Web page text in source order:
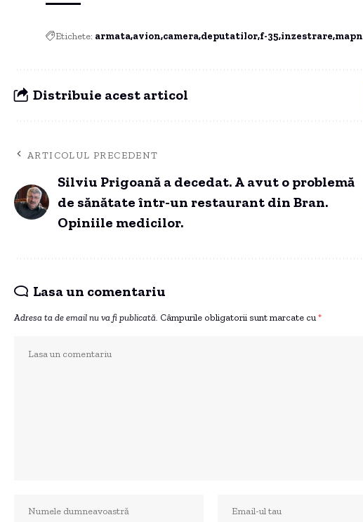
Etichete: armataavion cameradeputatilorf-35 inzestrare mapn
Distribuie acest articol
ARTICOLUL PRECEDENT
Silviu Prigoană a decedat. A avut o problemă
de sănătate într-un restaurant din Bran.
Opiniile medicilor.
Lasa un comentariu
Adresa ta de email nu va fi publicată. Câmpurile obligatorii sunt marcate cu *